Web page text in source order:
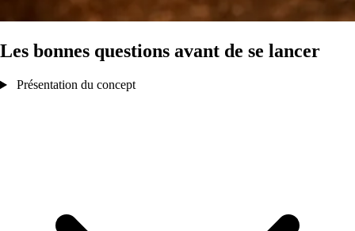
Les bonnes questions avant de se lancer
Présentation du concept